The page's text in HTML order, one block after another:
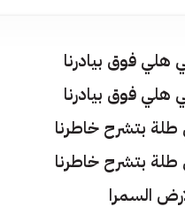
هلي فوق بيادرنا
هلي فوق بيادرنا
طلة بتشرح خاطرنا
طلة بتشرح خاطرنا
السمرا